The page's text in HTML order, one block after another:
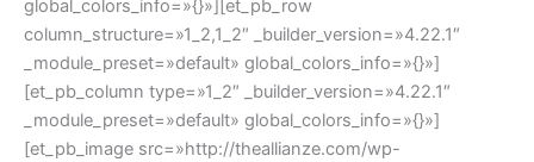
global_colors_info=»{}»][et_pb_row
column_structure=»1_2,1_2″ _builder_version=»4.22.1″
_module_preset=»default» global_colors_info=»{}»]
[et_pb_column type=»1_2″ _builder_version=»4.22.1″
_module_preset=»default» global_colors_info=»{}»]
[et_pb_image src=»http://theallianze.com/wp-